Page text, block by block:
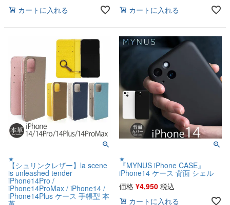
カートに入れる
カートに入れる
★
【シュリンクレザー】la scene
is unleashed tender
iPhone14Pro /
iPhone14ProMax / iPhone14 /
iPhone14Plus ケース 手帳型 本
★
『MYNUS iPhone CASE』
iPhone14 ケース 背面 シェル
価格 ¥4,950 税込
カートに入れる